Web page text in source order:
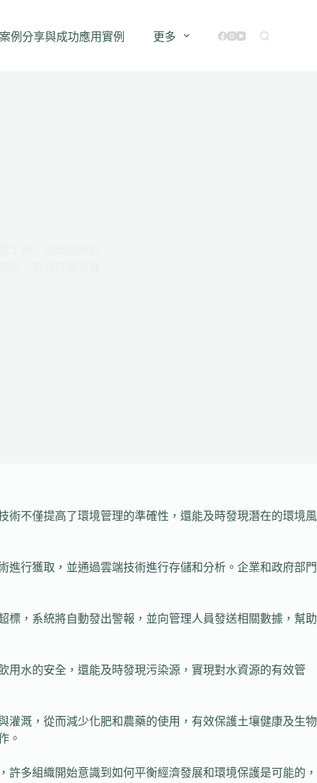
例分享與成功應用實例 更多
術不僅提高了環境管理的準確性，還能及時發現潛在的環境風
進行獲取，並通過雲端技術進行存儲和分析。企業和政府部門
，系統將自動發出警報，並向管理人員發送相關數據，幫助
水的安全，還能及時發現污染源，實現對水資源的有效管
溉，從而減少化肥和農藥的使用，有效保護土壤健康及生物
。
多組織開始意識到如何平衡經濟發展和環境保護是可能的，